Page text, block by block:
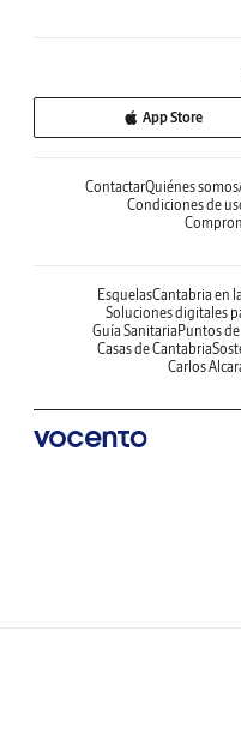
App Store
ContactarQuiénes somos
Condiciones de
EsquelasCantabria en
Soluciones digitales
Guía SanitariaPuntos
Casas de Cantabria
Carlos